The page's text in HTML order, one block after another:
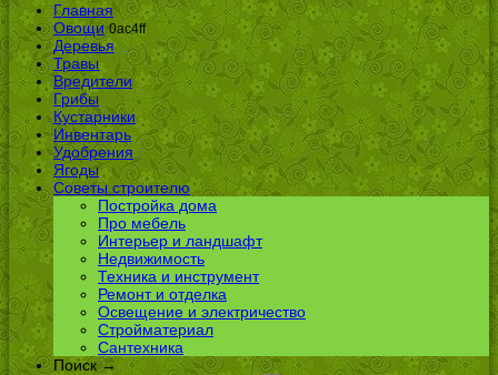
Главная
Овощи 0ac4ff
Деревья
Травы
Вредители
Грибы
Кустарники
Инвентарь
Удобрения
Ягоды
Советы строителю
Постройка дома
Про мебель
Интерьер и ландшафт
Недвижимость
Техника и инструмент
Ремонт и отделка
Освещение и электричество
Стройматериал
Сантехника
Поиск →